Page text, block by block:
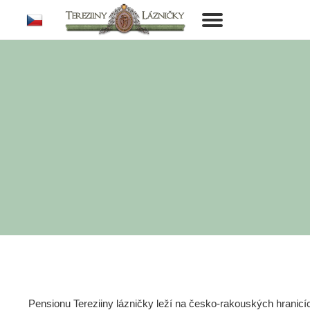
Toggle
Pensionu Tereziiny lázničky leží na česko-rakouských